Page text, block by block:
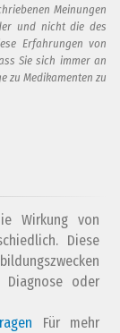
Meinungen
und nicht die des
Erfahrungen von
Sie sich immer an
zu Medikamenten zu
Wirkung von
Diese
oder
Für mehr